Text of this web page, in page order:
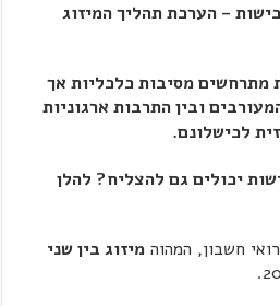
ורכישות – הערכת תהליך המיזוג
מתרחשים מסיבות כלכליות אך
ובין התרבות ארגוניות
לכישלונם.
יכולים גם להצליח? להלן
חשבון, המהוהמיזוג בין שני